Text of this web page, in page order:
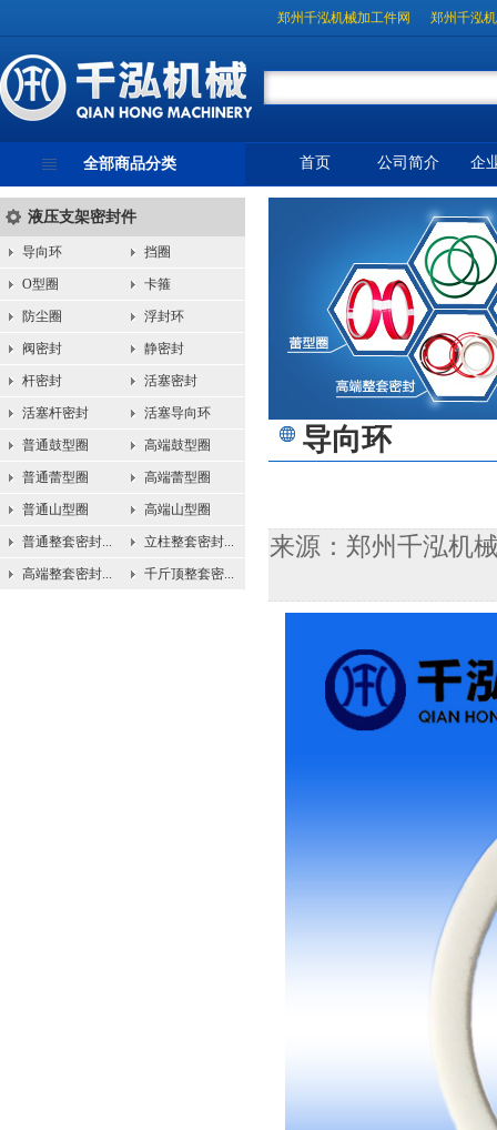
郑州千泓机械加工件网 郑州千泓
全部商品分类
液压支架密封件
导向环 挡圈
O型圈 卡箍
防尘圈 浮封环
阀密封 静密封
杆密封 活塞密封
活塞杆密封 活塞导向环
普通鼓型圈 高端鼓型圈
普通蕾型圈 高端蕾型圈
普通山型圈 高端山型圈
普通整套密封... 立柱整套密封...
高端整套密封... 千斤顶整套密...
首页 公司简介 企
导向环
来源：郑州千泓机